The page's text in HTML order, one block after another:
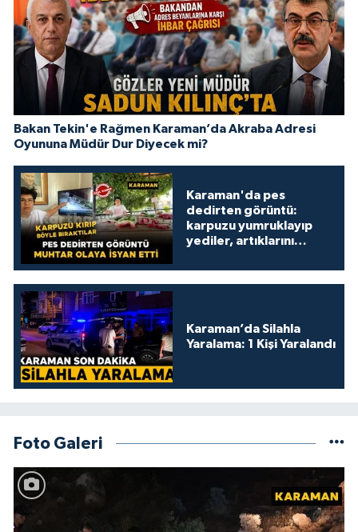
Bakan Tekin'e Rağmen Karaman’da Akraba Adresi
Oyununa Müdür Dur Diyecek mi?
Karaman'da pes
dedirten görüntü:
karpuzu yumruklayıp
yediler, artıklarını
Karaman’da Silahla
Yaralama: 1 Kişi Yaralandı
Foto Galeri